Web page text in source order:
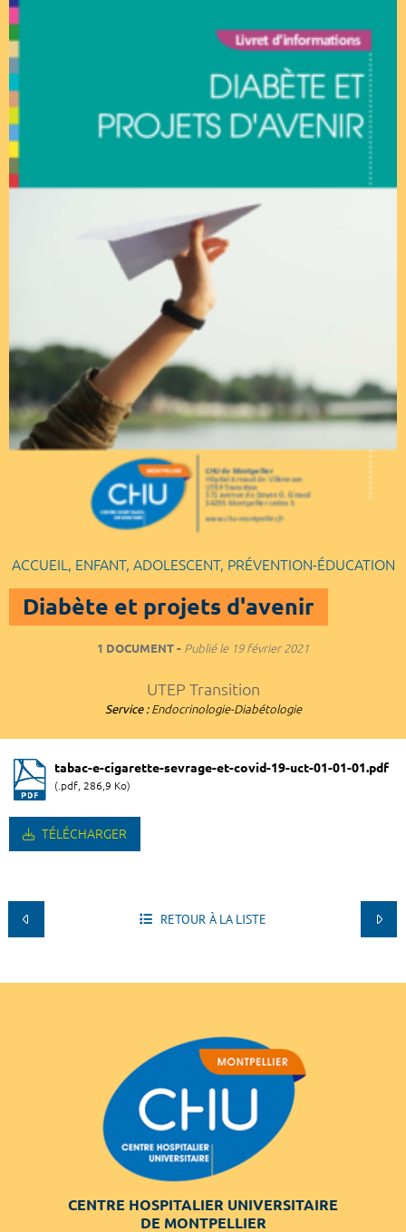
ACCUEIL, ENFANT, ADOLESCENT, PRÉVENTION-ÉDUCATION
Diabète et projets d'avenir
1 DOCUMENT Publié le19 février 2021
UTEP Transition
Service : Endocrinologie-Diabétologie
tabac-e-cigarette-sevrage-et-covid-19-uct-01-01-01.pdf
(.pdf, 286,9 Ko)
TÉLÉCHARGER
RETOUR À LA LISTE
CENTRE HOSPITALIER UNIVERSITAIRE
DE MONTPELLIER